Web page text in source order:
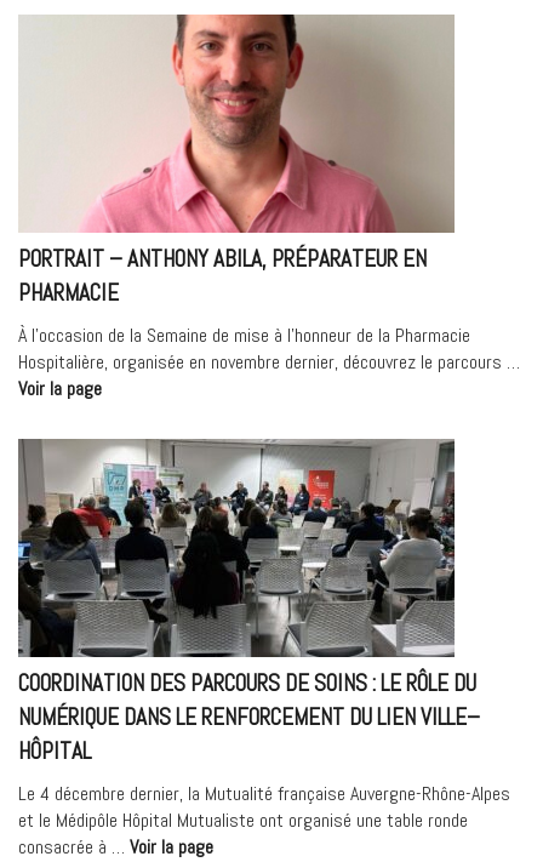
l’Académie
PORTRAIT – ANTHONY ABILA, PRÉPARATEUR EN
PHARMACIE
À l’occasion de la Semaine de mise à l’honneur de la Pharmacie
Hospitalière, organisée en novembre dernier, découvrez le parcours …
Voir la page« Portrait
Anthony
Abila,
Préparateur
en
pharmacie »
COORDINATION DES PARCOURS DE SOINS : LE RÔLE DU
NUMÉRIQUE DANS LE RENFORCEMENT DU LIEN VILLE–
HÔPITAL
Le 4 décembre dernier, la Mutualité française Auvergne-Rhône-Alpes
et le Médipôle Hôpital Mutualiste ont organisé une table ronde
consacrée à … Voir la page« Coordination